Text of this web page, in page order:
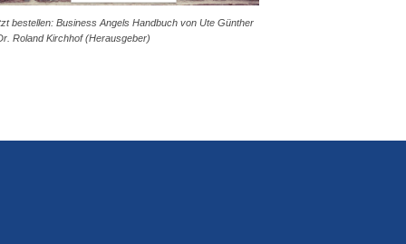
bestellen: Business Angels Handbuch von Ute Günther
Roland Kirchhof (Herausgeber)